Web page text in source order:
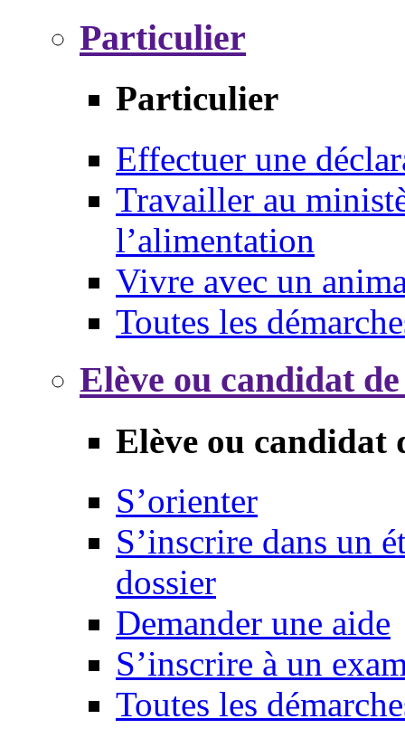
Particulier
Particulier
Effectuer une
Travailler au
l’alimentation
Vivre avec un
Toutes les
Elève ou candidat
Elève ou candidat
S’orienter
S’inscrire dans un
dossier
Demander une aide
S’inscrire à un
Toutes les